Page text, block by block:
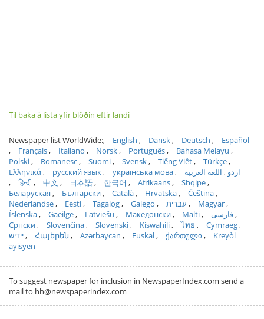
Til baka á lista yfir blöðin eftir landi
Newspaper list WorldWide: English Dansk Deutsch
Español
Français
Italiano Norsk Português
Bahasa Melayu
Polski
Romanesc Suomi Svensk Tiếng Việt
Türkçe
Ελληνικά
русский язык українська мова اردو
اللغة العربية
हिन्दी
中文 日本語 한국어 Afrikaans
Shqipe
Беларуская
Български Català Hrvatska
Čeština
Nederlandse
Eesti Tagalog Galego עברית
Magyar
Íslenska
Gaeilge Latviešu Македонски Malti
فارسی
Српски
Slovenčina Slovenski Kiswahili ไทย
Cymraeg
ייִדיש
Հայերեն Azərbaycan Euskal ქართული
Kreyòl
ayisyen
To suggest newspaper for inclusion in NewspaperIndex.com send a
mail to hh@newspaperindex.com